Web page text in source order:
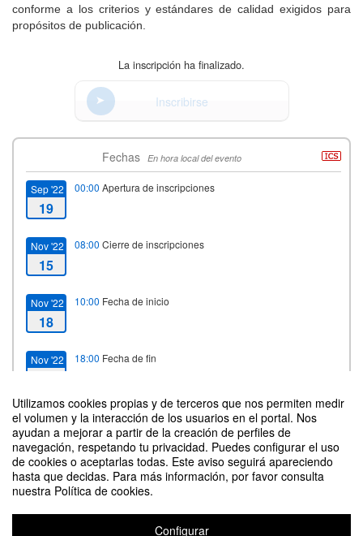
Utilizamos cookies propias y de terceros que nos permiten medir
el volumen y la interacción de los usuarios en el portal. Nos
ayudan a mejorar a partir de la creación de perfiles de
navegación, respetando tu privacidad. Puedes configurar el uso
de cookies o aceptarlas todas. Este aviso seguirá apareciendo
hasta que decidas. Para más información, por favor consulta
nuestra Política de cookies.
Configurar
conforme a los criterios y estándares de calidad exigidos para
propósitos de publicación.
La inscripción ha finalizado.
Inscribirse
Fechas En hora local del evento
Sep '22
19
00:00 Apertura de inscripciones
Nov '22
15
08:00 Cierre de inscripciones
Nov '22
18
10:00 Fecha de inicio
Nov '22 18:00 Fecha de fin
Contacto